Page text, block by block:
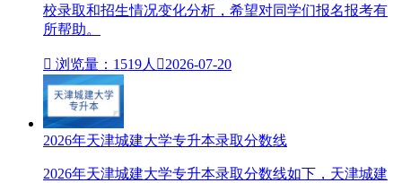
校录取和招生情况变化分析，希望对同学们报名报考有
所帮助。
 浏览量：1519人 2026-07-20
2026年天津城建大学专升本录取分数线
2026年天津城建大学专升本录取分数线如下，天津城建